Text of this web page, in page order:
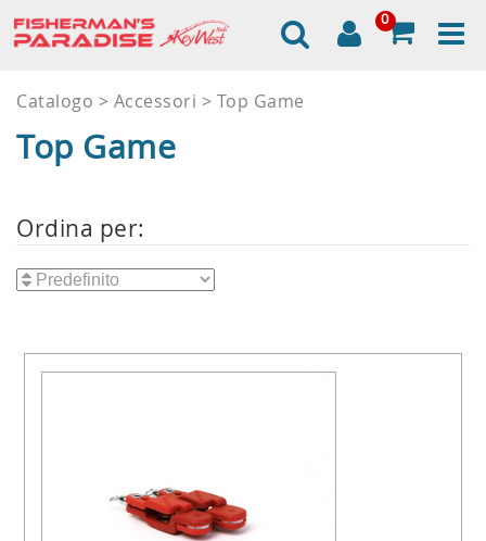
0
Catalogo Accessori Top Game
Top Game
Ordina per: